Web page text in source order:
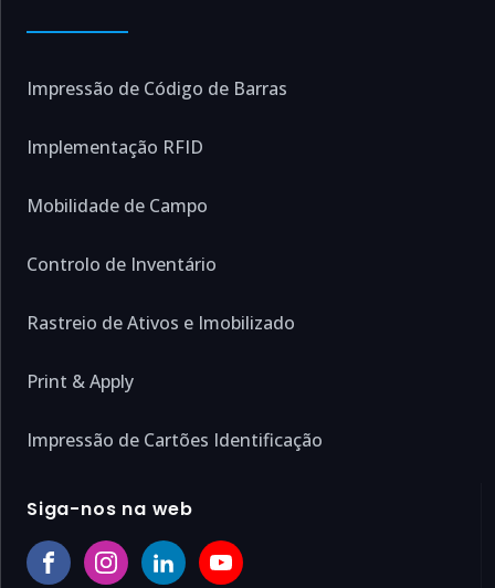
Impressão de Código de Barras
Implementação RFID
Mobilidade de Campo
Controlo de Inventário
Rastreio de Ativos e Imobilizado
Print & Apply
Impressão de Cartões Identificação
Siga-nos na web